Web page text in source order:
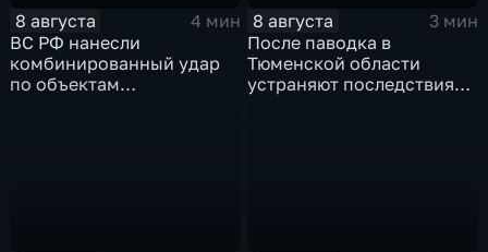
8 августа
4 мин
ВС РФ нанесли
комбинированный удар
по объектам
8 августа
3 мин
После паводка в
Тюменской области
устраняют последствия